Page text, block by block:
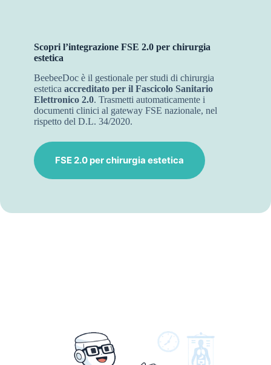
Scopri l’integrazione FSE 2.0 per chirurgia
estetica
BeebeeDoc è il gestionale per studi di chirurgia
estetica accreditato per il Fascicolo Sanitario
Elettronico 2.0. Trasmetti automaticamente i
documenti clinici al gateway FSE nazionale, nel
rispetto del D.L. 34/2020.
FSE 2.0 per chirurgia estetica